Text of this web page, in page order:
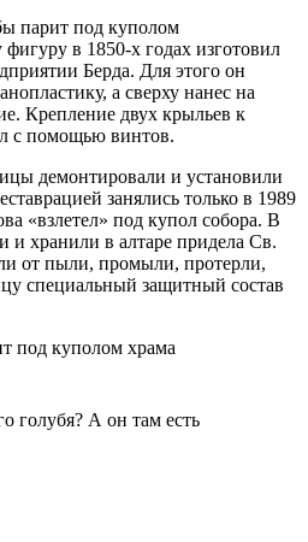
парит под куполом
в 1850-х годах изготовил
Берда. Для этого он
а сверху нанес на
Крепление двух крыльев к
с помощью винтов.
демонтировали и установили
занялись только в 1989
«взлетел» под купол собора. В
и хранили в алтаре придела Св.
от пыли, промыли, протерли,
специальный защитный состав
под куполом храма
голубя? А он там есть